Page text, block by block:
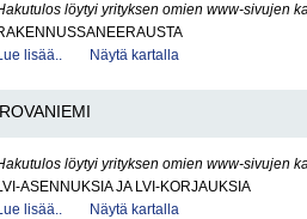
löytyi yrityksen omien www-sivujen
lisää..
Näytä kartalla
ROVANIEMI
löytyi yrityksen omien www-sivujen
ASENNUKSIA JA LVI-KORJAUKSIA
lisää..
Näytä kartalla